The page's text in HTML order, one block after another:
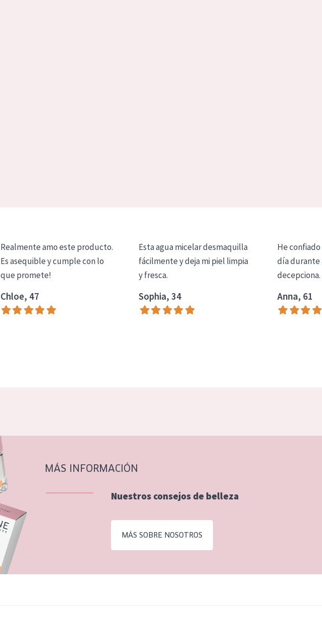
Realmente amo este producto.
Es asequible y cumple con lo
que promete!
Chloe, 47
Esta agua micelar desmaquilla
fácilmente y deja mi piel limpia
y fresca.
Sophia, 34
He
día durante
decepciona.
Anna, 61
MÁS INFORMACIÓN
Nuestros consejos de belleza
MÁS SOBRE NOSOTROS